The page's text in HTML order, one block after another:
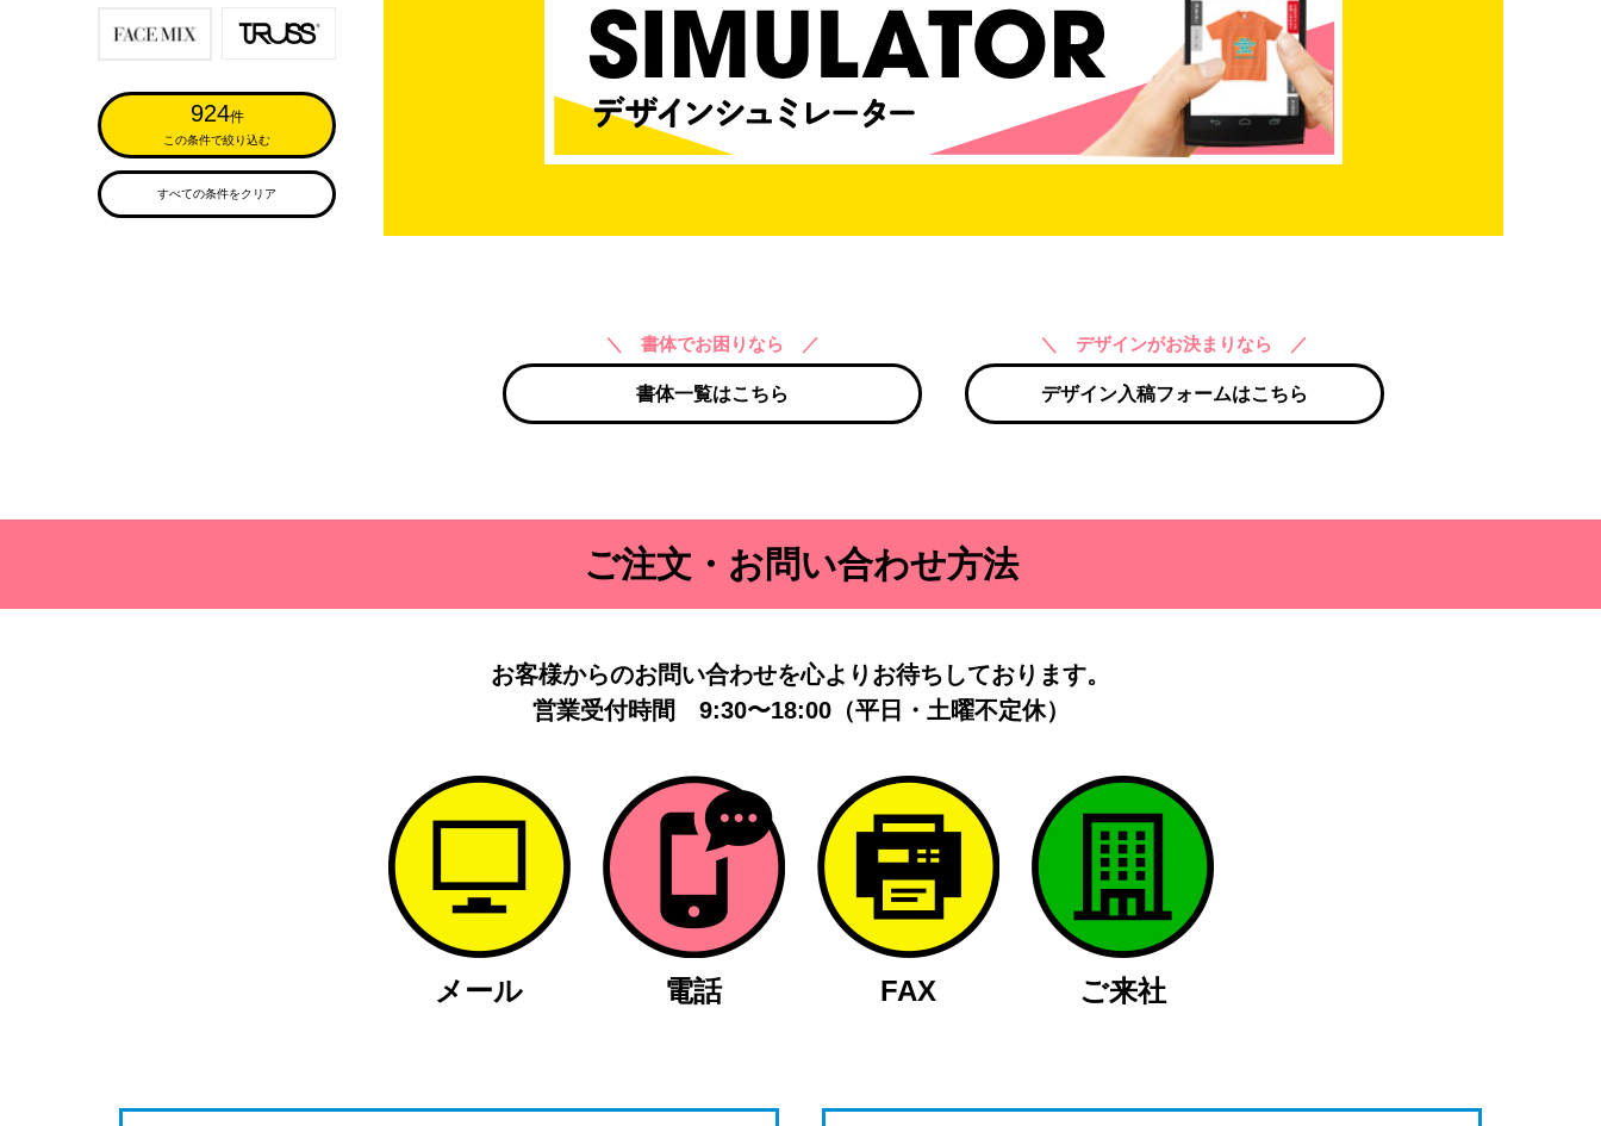
924件
この条件で絞り込む
すべての条件をクリア
＼ 書体でお困りなら ／
書体一覧はこちら
＼ デザインがお決まりなら ／
デザイン入稿フォームはこちら
ご注文・お問い合わせ方法
お客様からのお問い合わせを心よりお待ちしております。
営業受付時間 9:30〜18:00（平日・土曜不定休）
メール 電話 FAX ご来社